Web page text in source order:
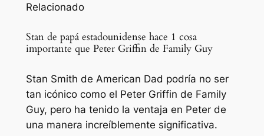
Relacionado
Stan de papá estadounidense hace 1 cosa
importante que Peter Griffin de Family Guy
Stan Smith de American Dad podría no ser
tan icónico como el Peter Griffin de Family
Guy, pero ha tenido la ventaja en Peter de
una manera increíblemente significativa.